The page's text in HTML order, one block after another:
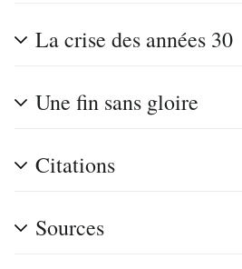
La crise des années 30
Une fin sans gloire
Citations
Sources